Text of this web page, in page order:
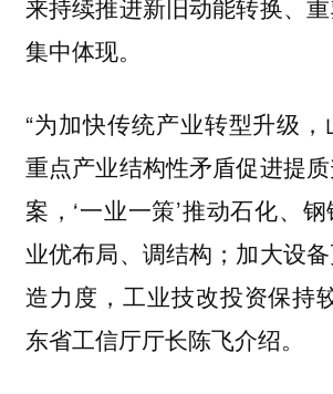
集中体现。
“为加快传统产业转型升级
重点产业结构性矛盾促进提
案，‘一业一策’推动石化、
业优布局、调结构；加大设
造力度，工业技改投资保持
东省工信厅厅长陈飞介绍。